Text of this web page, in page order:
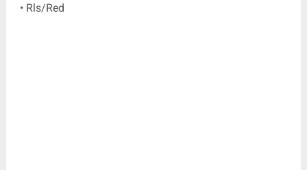
• Rls/Red